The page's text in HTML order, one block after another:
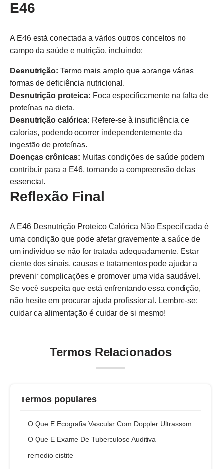
E46
A E46 está conectada a vários outros conceitos no
campo da saúde e nutrição, incluindo:
Desnutrição: Termo mais amplo que abrange várias
formas de deficiência nutricional.
Desnutrição proteica: Foca especificamente na falta de
proteínas na dieta.
Desnutrição calórica: Refere-se à insuficiência de
calorias, podendo ocorrer independentemente da
ingestão de proteínas.
Doenças crônicas: Muitas condições de saúde podem
contribuir para a E46, tornando a compreensão delas
essencial.
Reflexão Final
A E46 Desnutrição Proteico Calórica Não Especificada é
uma condição que pode afetar gravemente a saúde de
um indivíduo se não for tratada adequadamente. Estar
ciente dos sinais, causas e tratamentos pode ajudar a
prevenir complicações e promover uma vida saudável.
Se você suspeita que está enfrentando essa condição,
não hesite em procurar ajuda profissional. Lembre-se:
cuidar da alimentação é cuidar de si mesmo!
Termos Relacionados
Termos populares
O Que E Ecografia Vascular Com Doppler Ultrassom
O Que E Exame De Tuberculose Auditiva
remedio cistite